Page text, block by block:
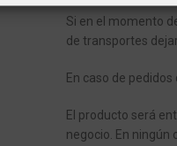
Si en el momento
de transportes
En caso de
El producto será
negocio. En ningún